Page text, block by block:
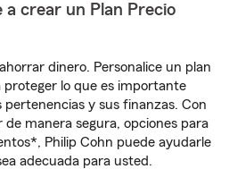
a crear un Plan Precio
dinero. Personalice un plan
lo que es importante
y sus finanzas. Con
manera segura, opciones para
Philip Cohn puede ayudarle
adecuada para usted.